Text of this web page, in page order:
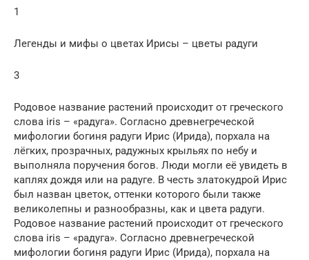
1
Легенды и мифы о цветах Ирисы – цветы радуги
3
Родовое название растений происходит от греческого
слова iris – «радуга». Согласно древнегреческой
мифологии богиня радуги Ирис (Ирида), порхала на
лёгких, прозрачных, радужных крыльях по небу и
выполняла поручения богов. Люди могли её увидеть в
каплях дождя или на радуге. В честь златокудрой Ирис
был назван цветок, оттенки которого были также
великолепны и разнообразны, как и цвета радуги.
Родовое название растений происходит от греческого
слова iris – «радуга». Согласно древнегреческой
мифологии богиня радуги Ирис (Ирида), порхала на